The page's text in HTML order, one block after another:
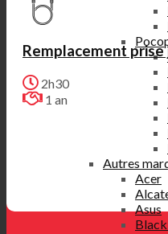
Autres
Acer
Asus
Remplacement prise
2h30
1 an